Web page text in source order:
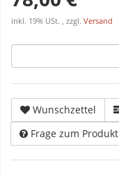
inkl. 19% USt. , zzgl. Versand
Wunschzettel
Frage zum Produkt